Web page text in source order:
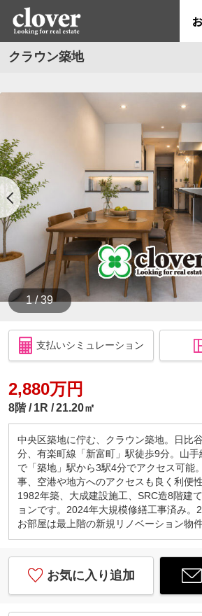
クラウン築地
1 / 39
支払いシミュレーション
2,880万円
8階 1R 21.20㎡
中央区築地に佇む、クラウン築地。日比
分、有楽町線「新富町」駅徒歩9分。山手
で「築地」駅から3駅4分でアクセス可能
事、空港や地方へのアクセスも良く利便
1982年築、大成建設施工、SRC造8階建
ョンです。2024年大規模修繕工事済み。
お部屋は最上階の新規リノベーション物件
お気に入り追加